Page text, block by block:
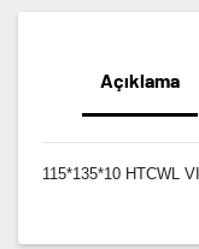
Açıklama
115*135*10 HTCWL